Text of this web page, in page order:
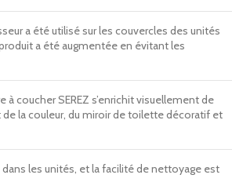
a été utilisé sur les couvercles des unités
a été augmentée en évitant les
à coucher SEREZ s’enrichit visuellement de
de la couleur, du miroir de toilette décoratif et
les unités, et la facilité de nettoyage est